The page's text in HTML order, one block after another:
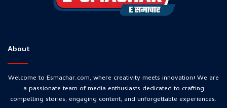
About
Welcome to Esmachar.com, where creativity meets innovation! We are
a passionate team of media enthusiasts dedicated to crafting
compelling stories, engaging content, and unforgettable experiences.